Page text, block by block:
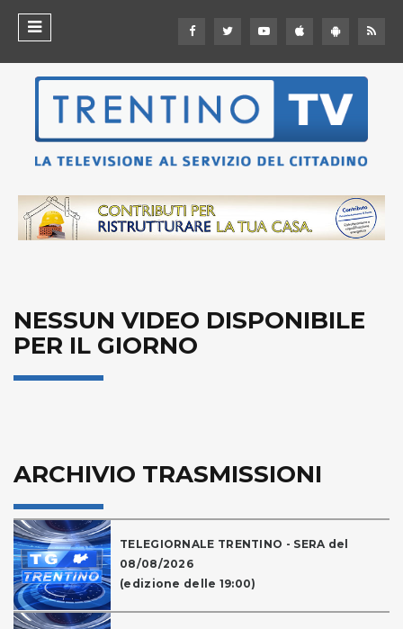
NESSUN VIDEO DISPONIBILE
PER IL GIORNO
ARCHIVIO TRASMISSIONI
TELEGIORNALE TRENTINO - SERA del
08/08/2026
(edizione delle 19:00)